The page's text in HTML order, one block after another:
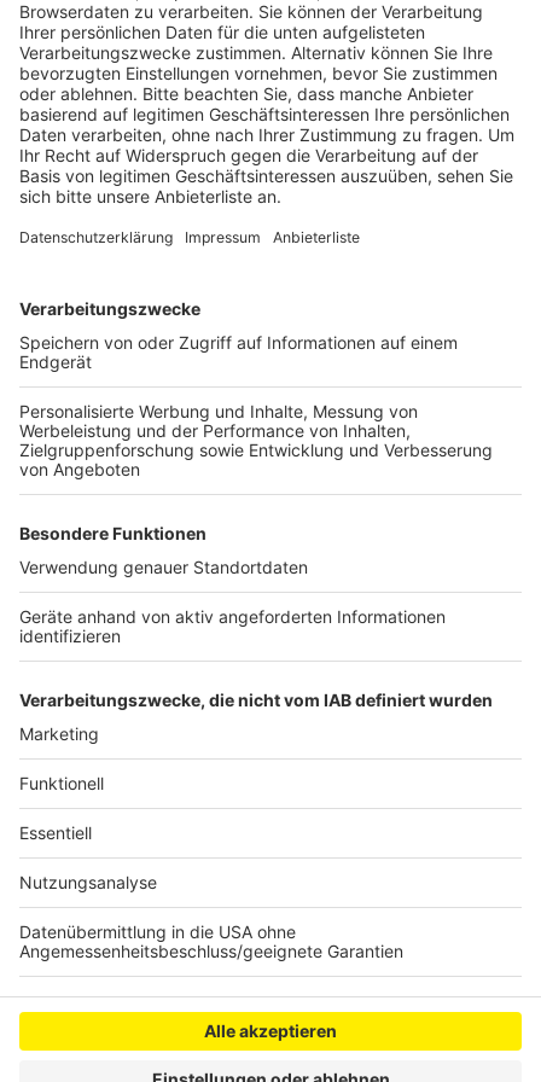
Jahren im Projekt „Mentor – die Leselernhelfer“.
Veröffentlicht:Donnerstag, 29.09.2022 17:24
Anzeige
Zuerst als Initiatorin des Programms in Hürth und dann
9 Jahre als als Vorsitzende des Bundesverbandes – in
Mentor-Programm funktioniert nach dem 1 zu 1
Prinzip: Ein Mentor fördert ein Kind für eine Stunde pro
Woche beim Lesen. Dabei sollen die Mentoren den
Schülern vor allem den Spaß am Lesen vermitteln und
ihnen so bei ihren Problemen helfen. Bei Grundschülern
liegen die Schwierigkeiten dabei oft noch im
Zusammensetzen der einzelnen Wörter, bei älteren
Kindern dann eher im Verständnis von Texten. In Hürth
Hürther Grundschulen, der Hauptschule in Kendenich
und der Gesamtschule in Hermülheim betreuen. Weil
die Nachfrage aber weiter hoch ist, sucht das Projekt
auch noch mehr Mentoren.